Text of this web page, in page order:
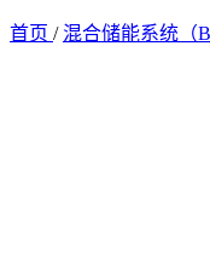
首页 / 混合储能系统（